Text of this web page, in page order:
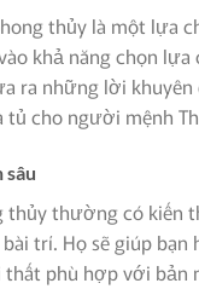
thủy là một lựa
khả năng chọn lựa
ra những lời khuyên
tủ cho người mệnh
thủy thường có kiến
trí. Họ sẽ giúp
phù hợp với bản